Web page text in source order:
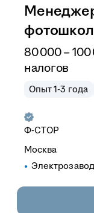
80 000–100
налогов
Опыт 1-3 года
Ф-СТОР
Москва